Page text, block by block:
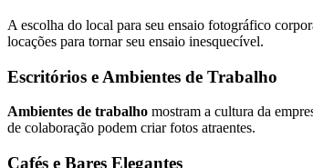
A escolha do local para seu ensaio fotográfico
locações para tornar seu ensaio inesquecível.
Escritórios e Ambientes de Trabalho
Ambientes de trabalho mostram a cultura da
de colaboração podem criar fotos atraentes.
Cafés e Bares Elegantes